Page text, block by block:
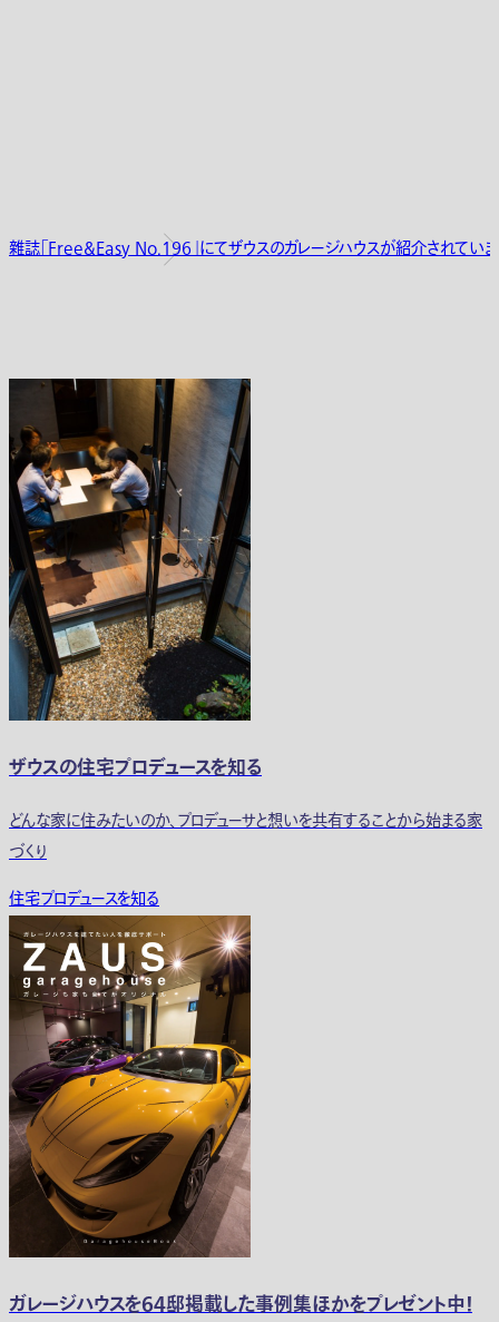
雜誌「Free&Easy No.196」にてザウスのガレージハウスが紹介されていま
ザウスの住宅プロデュースを知る
どんな家に住みたいのか、プロデューサと想いを共有することから始まる家
づくり
住宅プロデュースを知る
ガレージハウスを64邸掲載した事例集ほかをプレゼント中！